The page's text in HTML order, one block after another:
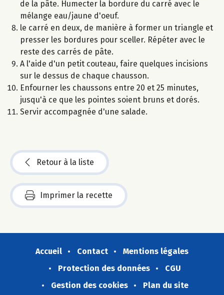
de la pâte. Humecter la bordure du carré avec le
mélange eau/jaune d'oeuf.
le carré en deux, de manière à former un triangle et
presser les bordures pour sceller. Répéter avec le
reste des carrés de pâte.
A l'aide d'un petit couteau, faire quelques incisions
sur le dessus de chaque chausson.
Enfourner les chaussons entre 20 et 25 minutes,
jusqu'à ce que les pointes soient bruns et dorés.
Servir accompagnée d'une salade.
Retour à la liste
Imprimer la recette
Accueil Contact
Mentions légales
Protection des données
CGU
Gestion des cookies
Plan du site